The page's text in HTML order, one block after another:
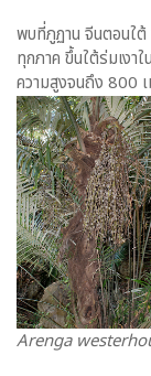
พบที่ภูฏาน จีนตอนใต้
ทุกภาค ขึ้นใต้ร่มเงา
ความสูงจนถึง 800
Arenga